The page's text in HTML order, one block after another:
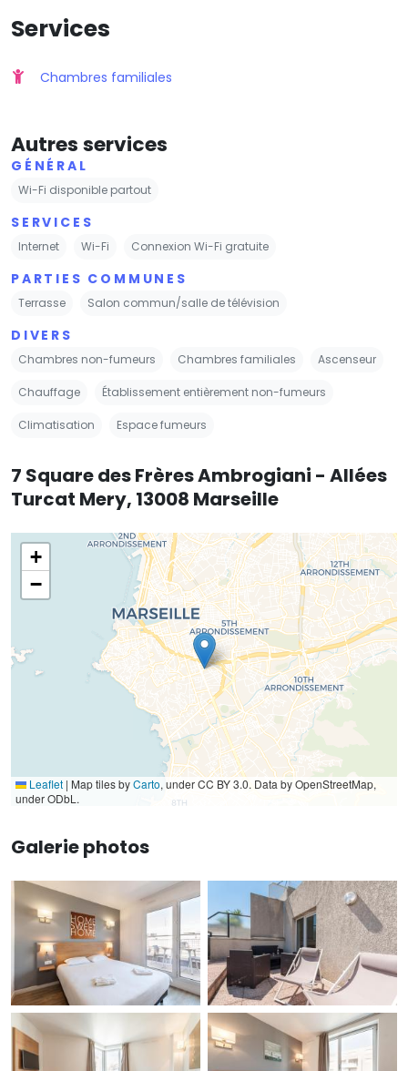
Services
Chambres familiales
Autres services
GÉNÉRAL
Wi-Fi disponible partout
SERVICES
Internet Wi-Fi Connexion Wi-Fi gratuite
PARTIES COMMUNES
Terrasse Salon commun/salle de télévision
DIVERS
Chambres non-fumeurs Chambres familiales Ascenseur
Chauffage Établissement entièrement non-fumeurs
Climatisation Espace fumeurs
7 Square des Frères Ambrogiani - Allées
Turcat Mery, 13008 Marseille
+
−
Leaflet | Map tiles byCarto, under CC BY 3.0. Data by OpenStreetMap,
under ODbL.
Galerie photos